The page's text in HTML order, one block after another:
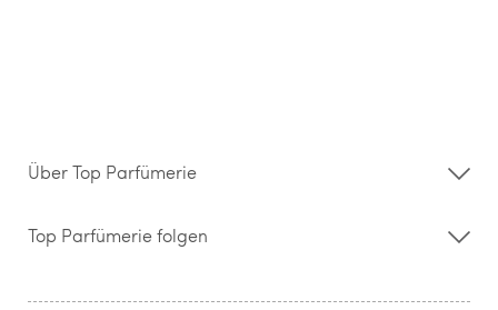
Über Top Parfümerie
Storefinder
Kontakt
Top Parfümerie folgen